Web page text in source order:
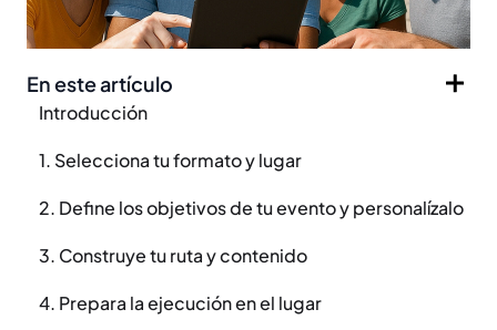
En este artículo
Introducción
1. Selecciona tu formato y lugar
2. Define los objetivos de tu evento y personalízalo
3. Construye tu ruta y contenido
4. Prepara la ejecución en el lugar